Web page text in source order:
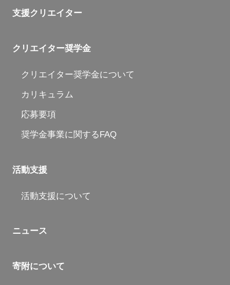
支援クリエイター
クリエイター奨学金
クリエイター奨学金について
カリキュラム
応募要項
奨学金事業に関するFAQ
活動支援
活動支援について
ニュース
寄附について